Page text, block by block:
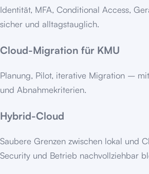
Identität, MFA, Conditional Access,
sicher und alltagstauglich.
Cloud-Migration für KMU
Planung, Pilot, iterative Migration –
und Abnahmekriterien.
Hybrid-Cloud
Saubere Grenzen zwischen lokal und
Security und Betrieb nachvollziehbar